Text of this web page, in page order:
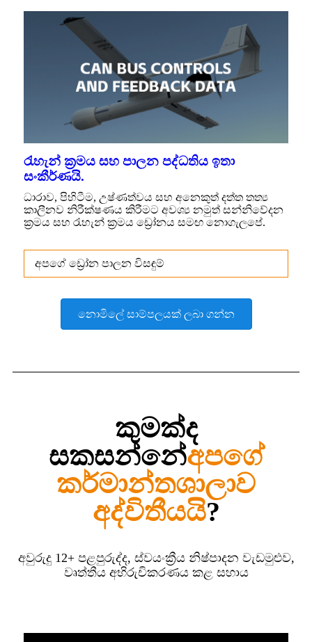
රැහැන් ක්‍රමය සහ පාලන පද්ධතිය ඉතා
සංකීර්ණයි.
ධාරාව, ​​පිහිටීම, උෂ්ණත්වය සහ අනෙකුත් දත්ත තත්‍ය
කාලීනව නිරීක්ෂණය කිරීමට අවශ්‍ය නමුත් සන්නිවේදන
ක්‍රමය සහ රැහැන් ක්‍රමය ඩ්‍රෝනය සමඟ නොගැලපේ.
අපගේ ඩ්‍රෝන පාලන විසඳුම්
නොමිලේ සාම්පලයක් ලබා ගන්න
කුමක්ද
සකසන්නේඅපගේ
කර්මාන්තශාලාව
අද්විතීයයි?
අවුරුදු 12+ පළපුරුද්ද, ස්වයංක්‍රීය නිෂ්පාදන වැඩමුළුව,
වෘත්තීය අභිරුචිකරණය කළ සහාය